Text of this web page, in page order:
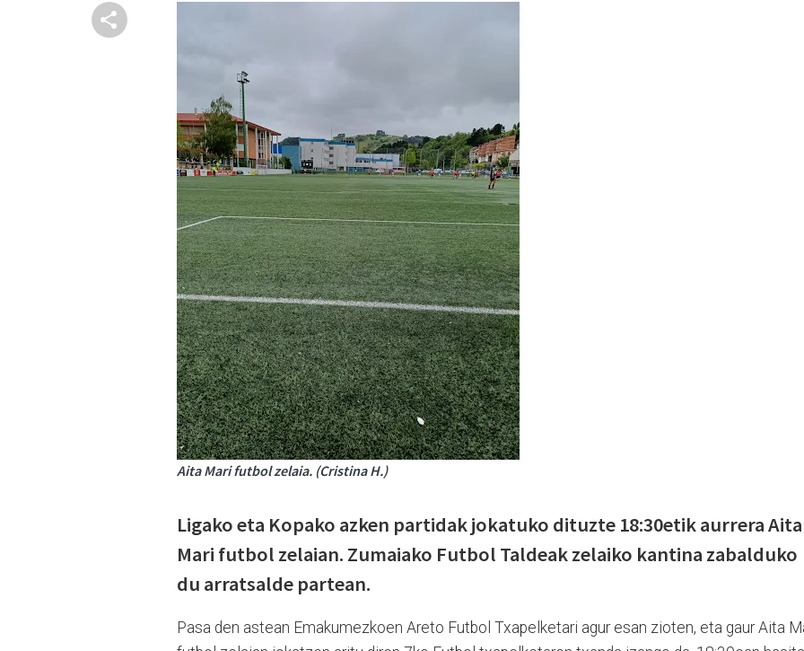
Aita Mari futbol zelaia. (Cristina H.)
Ligako eta Kopako azken partidak jokatuko dituzte 18:30etik aurrera Aita
Mari futbol zelaian. Zumaiako Futbol Taldeak zelaiko kantina zabalduko
du arratsalde partean.
Pasa den astean Emakumezkoen Areto Futbol Txapelketari agur esan zioten, eta gaur Aita